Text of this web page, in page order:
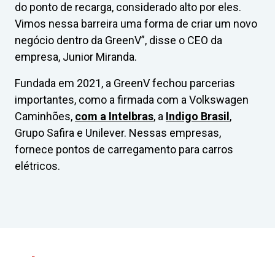
do ponto de recarga, considerado alto por eles.
Vimos nessa barreira uma forma de criar um novo
negócio dentro da GreenV”, disse o CEO da
empresa, Junior Miranda.
Fundada em 2021, a GreenV fechou parcerias
importantes, como a firmada com a Volkswagen
Caminhões, com a Intelbras, a Indigo Brasil ,
Grupo Safira e Unilever. Nessas empresas,
fornece pontos de carregamento para carros
elétricos.